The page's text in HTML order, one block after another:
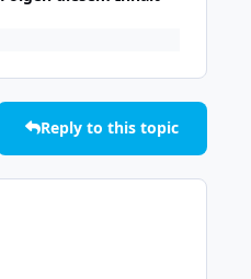
Reply to this topic